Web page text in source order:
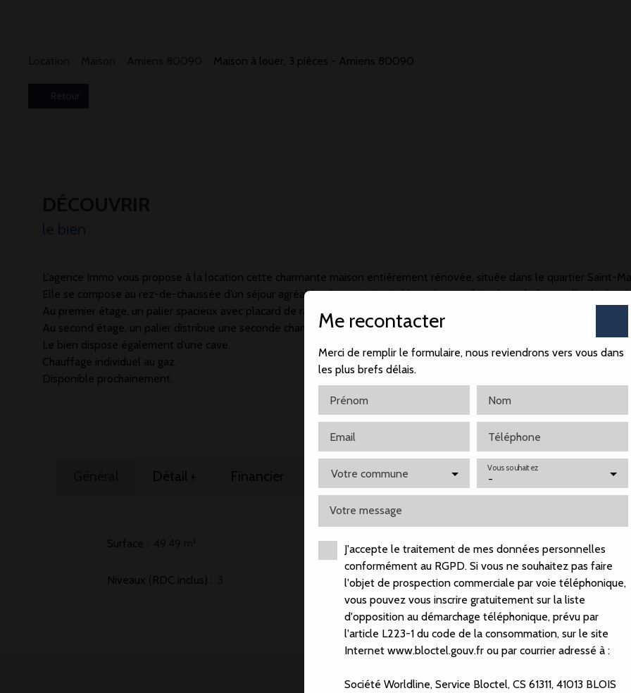
Maison à louer, 3 pièces - Amiens 80090
L’agence Immo vous propose à la location cette charmante maison entièrement rénovée, située dans le quartier Saint-
Elle se compose au rez-de-chaussée d’un séjour agréable, d’une cuisine indépendante refaite à neuf, d’une salle de
Au premier étage, un palier spacieux avec placard de rangement dessert une belle chambre lumineuse avec dressing.
Au second étage, un palier distribue une seconde chambre tout aussi lumineuse avec rangement.
Le bien dispose également d’une cave.
Chauffage individuel au gaz.
Disponible prochainement.
Détail + Financier Composition Energie Quartier
Surface : Pièces
Niveaux (RDC inclus) : Chambres:2
Me recontacter
Merci de remplir le formulaire, nous reviendrons vers vous dans
les plus brefs délais.
Prénom Nom
Email Téléphone
Votre commune -
Vous souhaitez
Votre message
J'accepte le traitement de mes données personnelles
conformément au RGPD. Si vous ne souhaitez pas faire
l'objet de prospection commerciale par voie téléphonique,
vous pouvez vous inscrire gratuitement sur la liste
d'opposition au démarchage téléphonique, prévu par
l'article L223-1 du code de la consommation, sur le site
Internet www.bloctel.gouv.fr ou par courrier adressé à :
Société Worldline, Service Bloctel, CS 61311, 41013 BLOIS